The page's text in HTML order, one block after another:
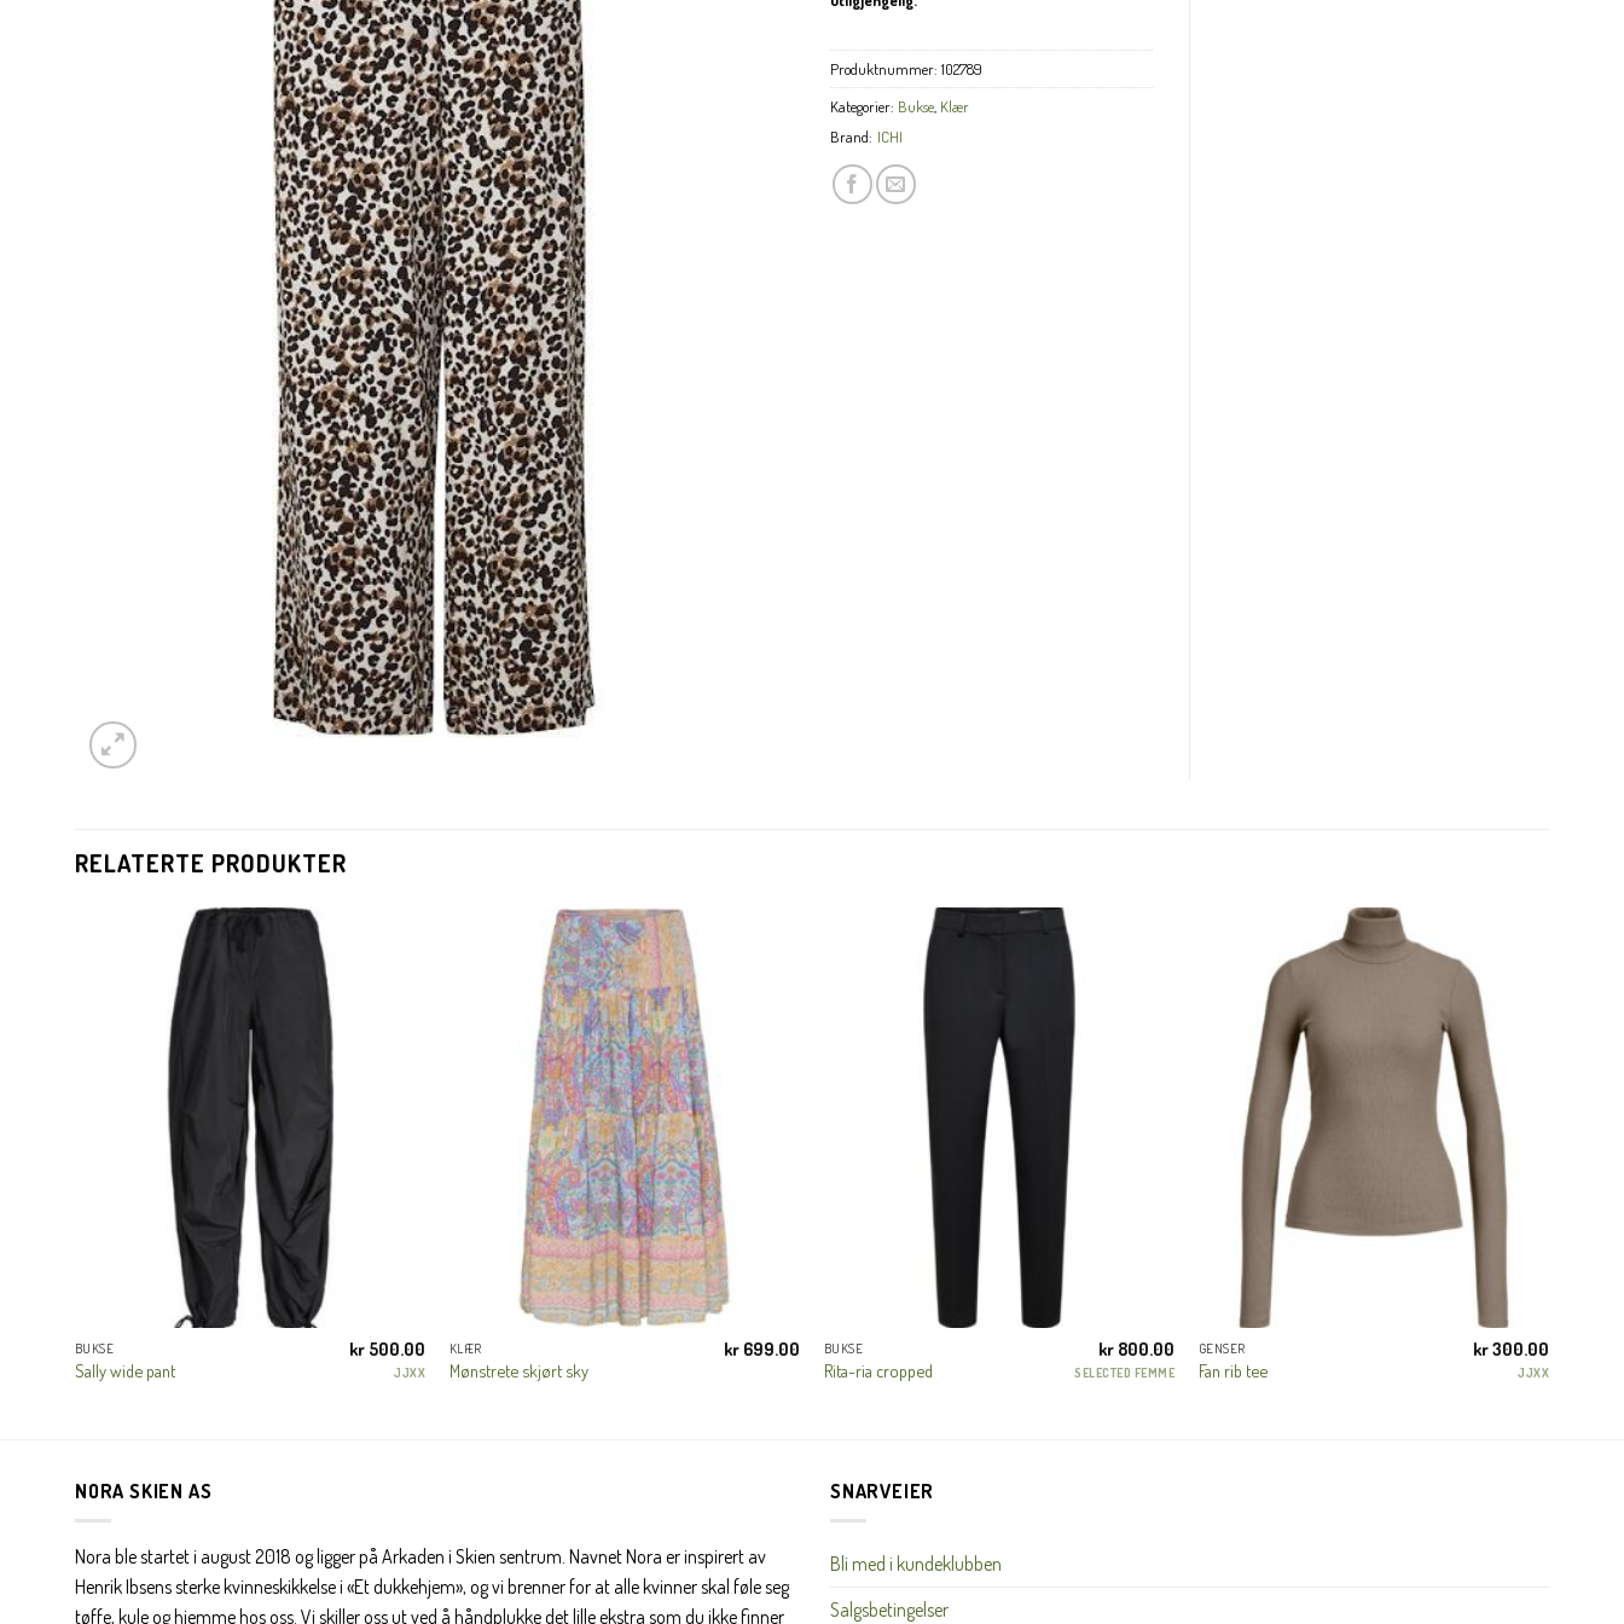
Produktnummer: 102789
Kategorier: Bukse Klær
Brand: ICHI
RELATERTE PRODUKTER
BUKSE
Sally wide pant
kr 500.00
JJXX
KLÆR
Mønstrete skjørt sky
kr 699.00 BUKSE
Rita-ria cropped
kr 800.00
SELECTED FEMME
GENSER
Fan rib tee
kr300.00
JJXX
NORA SKIEN AS
Nora ble startet i august 2018 og ligger på Arkaden i Skien sentrum. Navnet Nora er inspirert av
Henrik Ibsens sterke kvinneskikkelse i «Et dukkehjem», og vi brenner for at alle kvinner skal føle seg
tøffe, kule og hjemme hos oss. Vi skiller oss ut ved å håndplukke det lille ekstra som du ikke finner
SNARVEIER
Bli med i kundeklubben
Salgsbetingelser
KUNDEKLUBB
En liten velkomstgave til deg! ❤️
Bli en del av Nora-familien i dag. Som medlem får du 10% rabatt på din
første handel og eksklusive fordeler rett i lomma.
JA, HENT MIN RABATTKODE!
Nei takk, Jeg er ikke interessert